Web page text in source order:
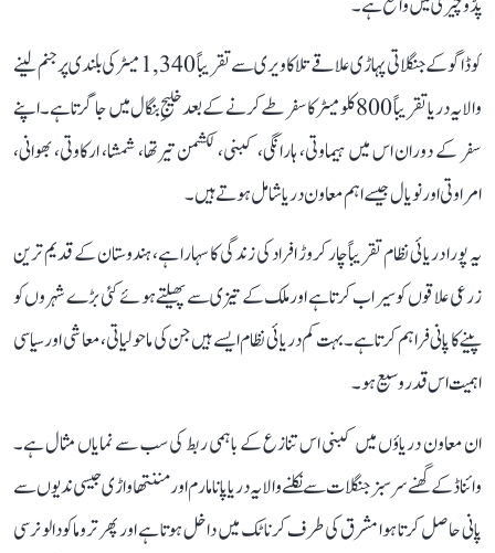
کوڈاگو کے جنگلاتی پہاڑی علاقے تلاکاویری سے تقریباً 1,340 میٹر کی بلندی پر جنم لینے
والا یہ دریا تقریباً 800 کلومیٹر کا سفر طے کرنے کے بعد خلیجِ بنگال میں جا گرتا ہے۔ اپنے
سفر کے دوران اس میں ہیماوتی، ہارانگی، کبنی، لکشمن تیرتھا، شمشا، ارکاوتی، بھوانی،
امراوتی اور نویال جیسے اہم معاون دریا شامل ہوتے ہیں۔
یہ پورا دریائی نظام تقریباً چار کروڑ افراد کی زندگی کا سہارا ہے، ہندوستان کے قدیم ترین
زرعی علاقوں کو سیراب کرتا ہے اور ملک کے تیزی سے پھیلتے ہوئے کئی بڑے شہروں کو
پینے کا پانی فراہم کرتا ہے۔ بہت کم دریائی نظام ایسے ہیں جن کی ماحولیاتی، معاشی اور سیاسی
اہمیت اس قدر وسیع ہو۔
ان معاون دریاؤں میں کبنی اس تنازع کے باہمی ربط کی سب سے نمایاں مثال ہے۔
وائناڈ کے گھنے سرسبز جنگلات سے نکلنے والا یہ دریا پانامارم اور مننتھاواڑی جیسی ندیوں سے
پانی حاصل کرتا ہوا مشرق کی طرف کرناٹک میں داخل ہوتا ہے اور پھر تروماکودالو نرسی